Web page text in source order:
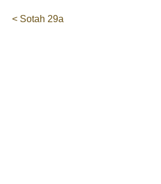
< Sotah 29a